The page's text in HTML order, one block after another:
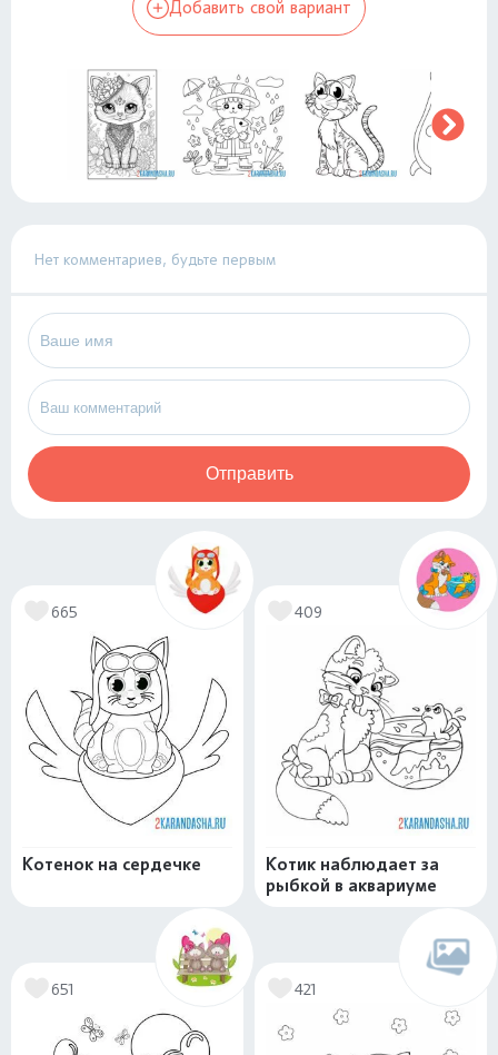
Добавить свой вариант
Нет комментариев, будьте первым
Отправить
665
Котенок на сердечке
409
Котик наблюдает за
рыбкой в аквариуме
651 421